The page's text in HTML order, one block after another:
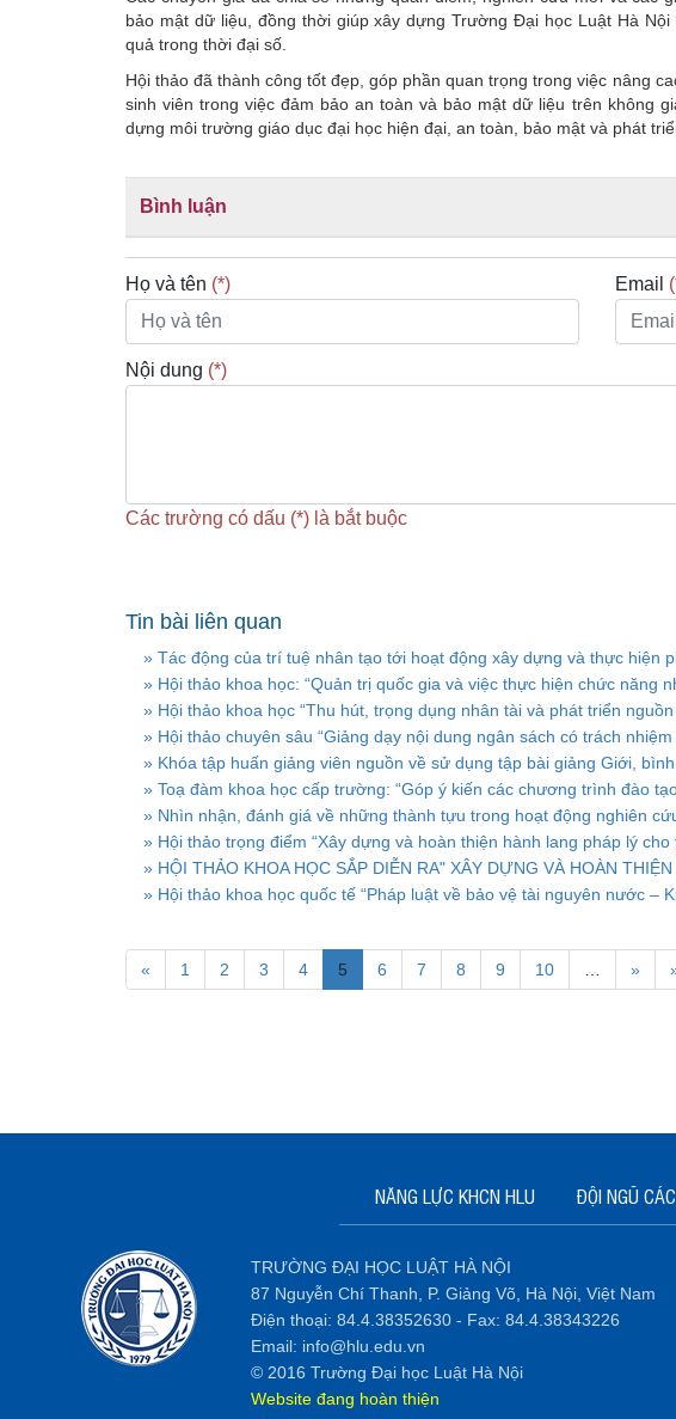
bảo mật dữ liệu, đồng thời giúp xây dựng Trường Đại học Luật Hà
quả trong thời đại số.
Hội thảo đã thành công tốt đẹp, góp phần quan trọng trong việc nâng
sinh viên trong việc đảm bảo an toàn và bảo mật dữ liệu trên không
dựng môi trường giáo dục đại học hiện đại, an toàn, bảo mật và phát
Bình luận
Họ và tên (*) Email
Nội dung (*)
Các trường có dấu (*) là bắt buộc
Tin bài liên quan
» Tác động của trí tuệ nhân tạo tới hoạt động xây dựng và thực hiện
» Hội thảo khoa học: “Quản trị quốc gia và việc thực hiện chức năng
» Hội thảo khoa học “Thu hút, trọng dụng nhân tài và phát triển nguồn
» Hội thảo chuyên sâu “Giảng dạy nội dung ngân sách có trách nhiệm
» Khóa tập huấn giảng viên nguồn về sử dụng tập bài giảng Giới, bình
» Toạ đàm khoa học cấp trường: “Góp ý kiến các chương trình đào
» Nhìn nhận, đánh giá về những thành tựu trong hoạt động nghiên
» Hội thảo trọng điểm “Xây dựng và hoàn thiện hành lang pháp lý cho
» HỘI THẢO KHOA HỌC SẮP DIỄN RA" XÂY DỰNG VÀ HOÀN THIỆN
» Hội thảo khoa học quốc tế “Pháp luật về bảo vệ tài nguyên nước –
« 1 2 3 4 5 6 7 8 9 10 »
NĂNG LỰC KHCN HLU ĐỘI NGŨ
TRƯỜNG ĐẠI HỌC LUẬT HÀ NỘI
87 Nguyễn Chí Thanh, P. Giảng Võ, Hà Nội, Việt Nam
Điện thoại: 84.4.38352630 - Fax: 84.4.38343226
Email: info@hlu.edu.vn
© 2016 Trường Đại học Luật Hà Nội
Website đang hoàn thiện